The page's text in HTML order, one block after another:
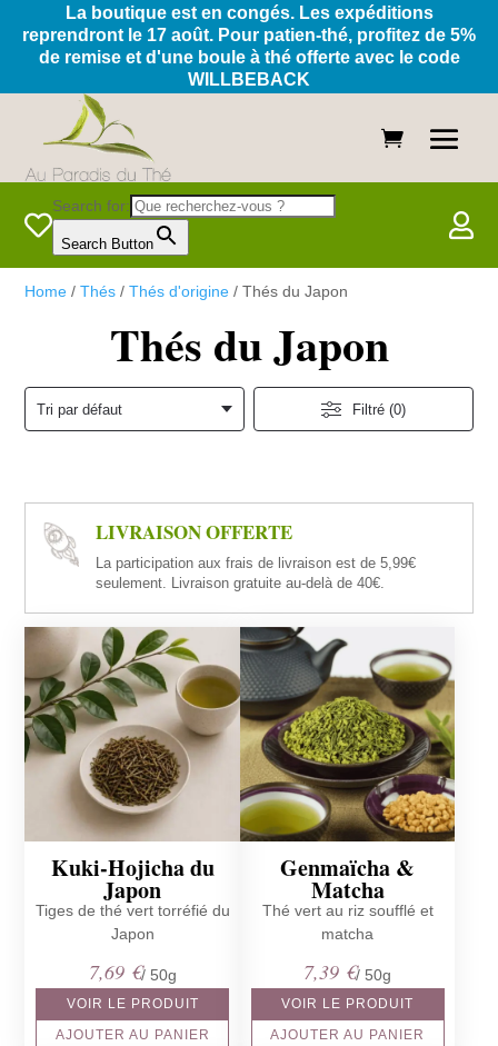
La boutique est en congés. Les expéditions
reprendront le 17 août. Pour patien-thé, profitez de 5%
de remise et d'une boule à thé offerte avec le code
WILLBEBACK

Search for:
Search Button

Home /Thés /Thés d'origine / Thés du Japon
Thés du Japon
Filtré (0)
LIVRAISON OFFERTE
La participation aux frais de livraison est de 5,99€
seulement. Livraison gratuite au-delà de 40€.
Kuki-Hojicha du
Japon
Tiges de thé vert torréfié du
Japon
7,69 €/ 50g
VOIR LE PRODUIT
AJOUTER AU PANIER
Genmaïcha &
Matcha
Thé vert au riz soufflé et
matcha
7,39 €/ 50g
VOIR LE PRODUIT
AJOUTER AU PANIER